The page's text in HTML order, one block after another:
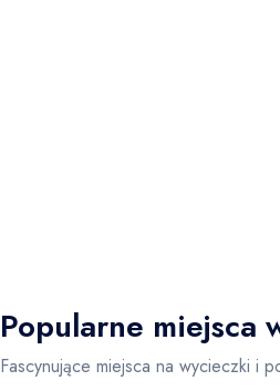
Popularne miejsca
Fascynujące miejsca na wycieczki i